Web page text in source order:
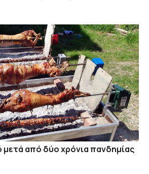
από δύο χρόνια πανδημίας